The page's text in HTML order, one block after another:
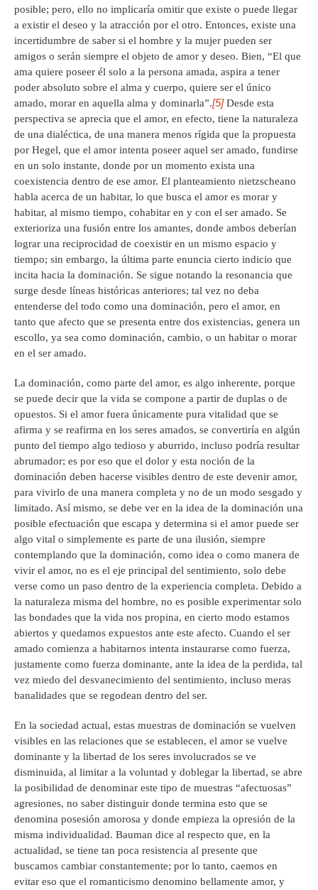
posible; pero, ello no implicaría omitir que existe o puede llegar
a existir el deseo y la atracción por el otro. Entonces, existe una
incertidumbre de saber si el hombre y la mujer pueden ser
amigos o serán siempre el objeto de amor y deseo. Bien, “El que
ama quiere poseer él solo a la persona amada, aspira a tener
poder absoluto sobre el alma y cuerpo, quiere ser el único
amado, morar en aquella alma y dominarla”.[5]Desde esta
perspectiva se aprecia que el amor, en efecto, tiene la naturaleza
de una dialéctica, de una manera menos rígida que la propuesta
por Hegel, que el amor intenta poseer aquel ser amado, fundirse
en un solo instante, donde por un momento exista una
coexistencia dentro de ese amor. El planteamiento nietzscheano
habla acerca de un habitar, lo que busca el amor es morar y
habitar, al mismo tiempo, cohabitar en y con el ser amado. Se
exterioriza una fusión entre los amantes, donde ambos deberían
lograr una reciprocidad de coexistir en un mismo espacio y
tiempo; sin embargo, la última parte enuncia cierto indicio que
incita hacia la dominación. Se sigue notando la resonancia que
surge desde líneas históricas anteriores; tal vez no deba
entenderse del todo como una dominación, pero el amor, en
tanto que afecto que se presenta entre dos existencias, genera un
escollo, ya sea como dominación, cambio, o un habitar o morar
en el ser amado.
La dominación, como parte del amor, es algo inherente, porque
se puede decir que la vida se compone a partir de duplas o de
opuestos. Si el amor fuera únicamente pura vitalidad que se
afirma y se reafirma en los seres amados, se convertiría en algún
punto del tiempo algo tedioso y aburrido, incluso podría resultar
abrumador; es por eso que el dolor y esta noción de la
dominación deben hacerse visibles dentro de este devenir amor,
para vivirlo de una manera completa y no de un modo sesgado y
limitado. Así mismo, se debe ver en la idea de la dominación una
posible efectuación que escapa y determina si el amor puede ser
algo vital o simplemente es parte de una ilusión, siempre
contemplando que la dominación, como idea o como manera de
vivir el amor, no es el eje principal del sentimiento, solo debe
verse como un paso dentro de la experiencia completa. Debido a
la naturaleza misma del hombre, no es posible experimentar solo
las bondades que la vida nos propina, en cierto modo estamos
abiertos y quedamos expuestos ante este afecto. Cuando el ser
amado comienza a habitarnos intenta instaurarse como fuerza,
justamente como fuerza dominante, ante la idea de la perdida, tal
vez miedo del desvanecimiento del sentimiento, incluso meras
banalidades que se regodean dentro del ser.
En la sociedad actual, estas muestras de dominación se vuelven
visibles en las relaciones que se establecen, el amor se vuelve
dominante y la libertad de los seres involucrados se ve
disminuida, al limitar a la voluntad y doblegar la libertad, se abre
la posibilidad de denominar este tipo de muestras “afectuosas”
agresiones, no saber distinguir donde termina esto que se
denomina posesión amorosa y donde empieza la opresión de la
misma individualidad. Bauman dice al respecto que, en la
actualidad, se tiene tan poca resistencia al presente que
buscamos cambiar constantemente; por lo tanto, caemos en
evitar eso que el romanticismo denomino bellamente amor, y